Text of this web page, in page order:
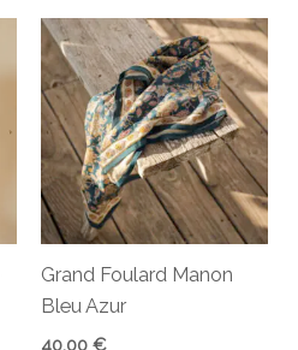
Grand Foulard Manon
Bleu Azur
40,00 €